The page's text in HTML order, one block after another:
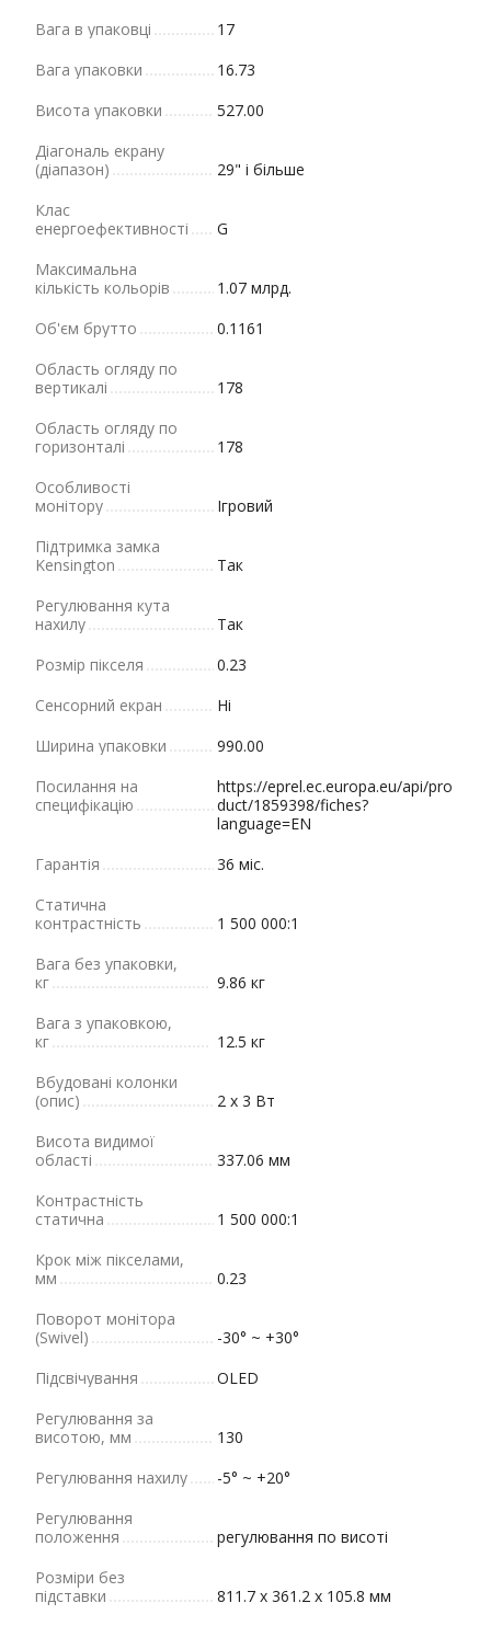
Вага в упаковці
17
Вага упаковки
16.73
Висота упаковки
527.00
Діагональ екрану
(діапазон)
29" і більше
Клас
енергоефективності
G
Максимальна
кількість кольорів
1.07 млрд.
Об'єм брутто
0.1161
Область огляду по
вертикалі
178
Область огляду по
горизонталі
178
Особливості
монітору
Ігровий
Підтримка замка
Kensington
Так
Регулювання кута
нахилу
Так
Розмір пікселя
0.23
Сенсорний екран
Ні
Ширина упаковки
990.00
Посилання на
специфікацію
https://eprel.ec.europa.eu/api/pro
duct/1859398/fiches?
language=EN
Гарантія
36 міс.
Статична
контрастність
1 500 000:1
Вага без упаковки,
кг
9.86 кг
Вага з упаковкою,
кг
12.5 кг
Вбудовані колонки
(опис)
2 х 3 Вт
Висота видимої
області
337.06 мм
Контрастність
статична
1 500 000:1
Крок між пікселами,
мм
0.23
Поворот монітора
(Swivel)
-30° ~ +30°
Підсвічування
OLED
Регулювання за
висотою, мм
130
Регулювання нахилу
-5° ~ +20°
Регулювання
положення
регулювання по висоті
Розміри без
підставки
811.7 x 361.2 x 105.8 мм